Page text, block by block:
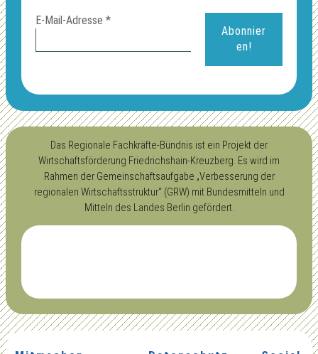
E-Mail-Adresse*
Das Regionale Fachkräfte-Bündnis ist ein Projekt der
Wirtschaftsförderung Friedrichshain-Kreuzberg. Es wird im
Rahmen der Gemeinschaftsaufgabe „Verbesserung der
regionalen Wirtschaftsstruktur“ (GRW) mit Bundesmitteln und
Mitteln des Landes Berlin gefördert.